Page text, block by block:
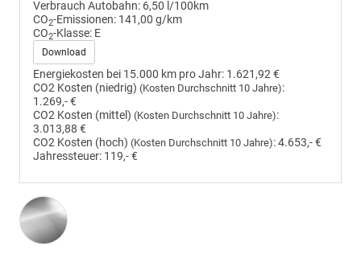
Verbrauch Autobahn: 6,50 l/100km
CO2-Emissionen: 141,00 g/km
CO2-Klasse: E
Download
Energiekosten bei 15.000 km pro Jahr: 1.621,92 €
CO2 Kosten (niedrig) (Kosten Durchschnitt 10 Jahre):
1.269,- €
CO2 Kosten (mittel) (Kosten Durchschnitt 10 Jahre):
3.013,88 €
CO2 Kosten (hoch) (Kosten Durchschnitt 10 Jahre):4.653,- €
Jahressteuer: 119,- €